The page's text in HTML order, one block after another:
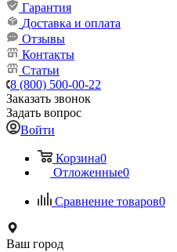
Гарантия
Доставка и оплата
Отзывы
Контакты
Статьи
8 (800) 500-00-22
Заказать звонок
Задать вопрос
Войти
Корзина0
Отложенные0
Сравнение товаров0
Ваш город